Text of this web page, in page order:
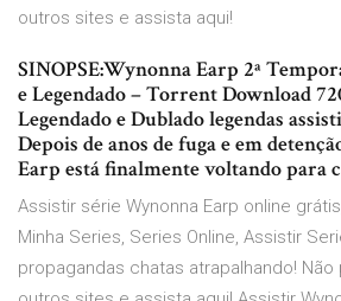
outros sites e assista aqui!
SINOPSE:Wynonna Earp 2ª
e Legendado – Torrent Download
Legendado e Dublado legendas
Depois de anos de fuga e em
Earp está finalmente voltando para
Assistir série Wynonna Earp online
Minha Series, Series Online, Assistir
propagandas chatas atrapalhando!